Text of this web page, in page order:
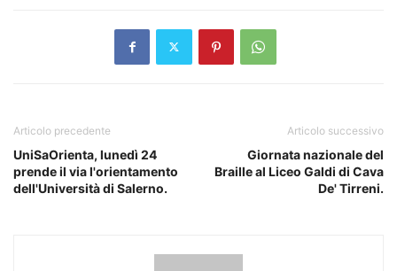
Articolo precedente
UniSaOrienta, lunedì 24
prende il via l'orientamento
dell'Università di Salerno.
Articolo successivo
Giornata nazionale del
Braille al Liceo Galdi di Cava
De' Tirreni.